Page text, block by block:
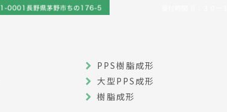
PPS樹脂成形
大型PPS成形
樹脂成形